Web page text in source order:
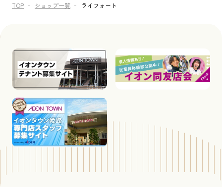
TOP ショップ一覧 ライフォート